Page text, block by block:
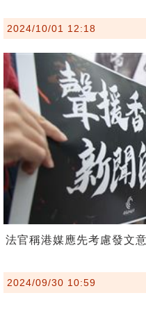
2024/10/01 12:18
法官稱港媒應先考慮發文
2024/09/30 10:59